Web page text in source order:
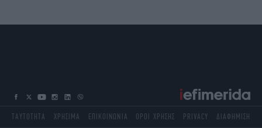
ΤΑΥΤΟΤΗΤΑ ΧΡΗΣΙΜΑ ΕΠΙΚΟΙΝΩΝΙΑ ΟΡΟΙ ΧΡΗΣΗΣ PRIVACY ΔΙΑΦΗΜΙΣΗ